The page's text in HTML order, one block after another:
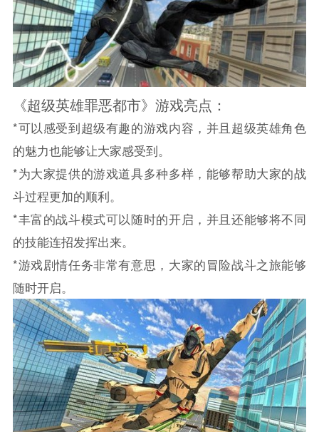
《超级英雄罪恶都市》游戏亮点：
*可以感受到超级有趣的游戏内容，并且超级英雄角色
的魅力也能够让大家感受到。
*为大家提供的游戏道具多种多样，能够帮助大家的战
斗过程更加的顺利。
*丰富的战斗模式可以随时的开启，并且还能够将不同
的技能连招发挥出来。
*游戏剧情任务非常有意思，大家的冒险战斗之旅能够
随时开启。